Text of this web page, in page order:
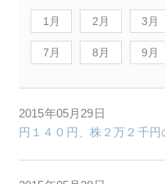
1月 2月 3月
7月 8月 9月
2015年05月29日
円１４０円、株２万２千円